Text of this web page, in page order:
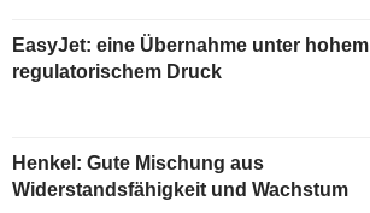
EasyJet: eine Übernahme unter hohem
regulatorischem Druck
Henkel: Gute Mischung aus
Widerstandsfähigkeit und Wachstum